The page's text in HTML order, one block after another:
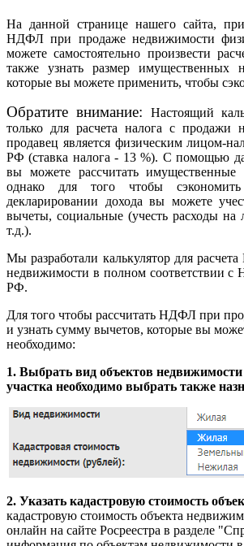
На данной странице нашего сайта,
НДФЛ при продаже недвижимости
можете самостоятельно произвести
также узнать размер имущественных
которые вы можете применить, чтобы
Обратите внимание: Настоящий
только для расчета налога с продажи
продавец является физическим лицом-
РФ (ставка налога - 13 %). С помощью
вы можете рассчитать имущественные
однако для того чтобы
декларировании дохода вы можете
вычеты, социальные (учесть расходы на
т.д.).
Мы разработали калькулятор для
недвижимости в полном соответствии с
РФ.
Для того чтобы рассчитать НДФЛ при
и узнать сумму вычетов, которые вы
необходимо:
1. Выбрать вид объектов недвижимости
участка необходимо выбрать также
2. Указать кадастровую стоимость
кадастровую стоимость объекта
онлайн на сайте Росреестра в разделе